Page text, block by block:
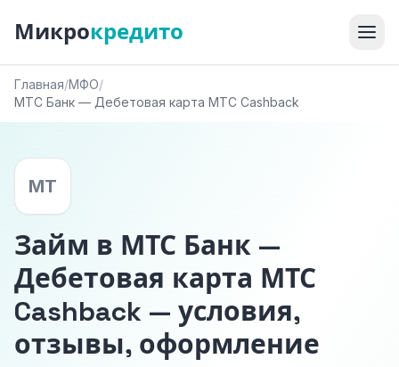
Микрокредито
Главная/МФО/
МТС Банк — Дебетовая карта МТС Cashback
МТ
Займ в МТС Банк —
Дебетовая карта МТС
Cashback — условия,
отзывы, оформление